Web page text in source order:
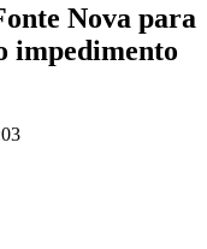
Nova para
impedimento